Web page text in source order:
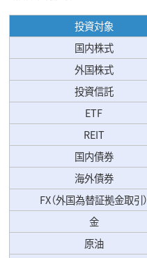
投資対象
国内株式
外国株式
投資信託
ETF
REIT
国内債券
海外債券
FX（外国為替証拠金取引）
金
原油